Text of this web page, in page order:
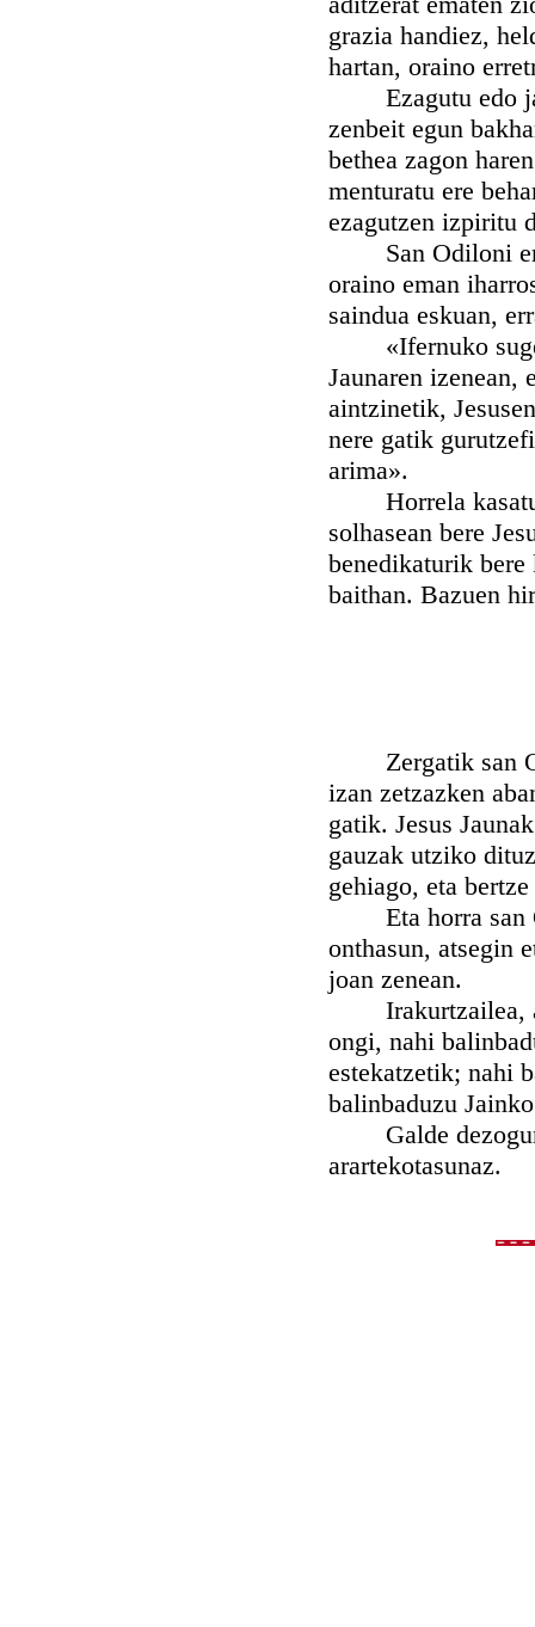
grazia handiez,
hartan, oraino
Ezagutu edo
zenbeit egun
bethea zagon
menturatu ere
ezagutzen izpiritu
San Odiloni ere
oraino eman
saindua eskuan,
«Ifernuko suge
Jaunaren izenean,
aintzinetik,
nere gatik
arima».
Horrela
solhasean bere
benedikaturik
baithan. Bazuen
Zergatik san
izan zetzazken
gatik. Jesus
gauzak utziko
gehiago, eta
Eta horra san
onthasun, atsegin
joan zenean.
Irakurtzailea,
ongi, nahi
estekatzetik; nahi
balinbaduzu
Galde dezogun
arartekotasunaz.